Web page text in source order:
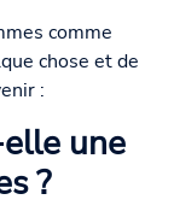
comme
chose et de
:
une
?